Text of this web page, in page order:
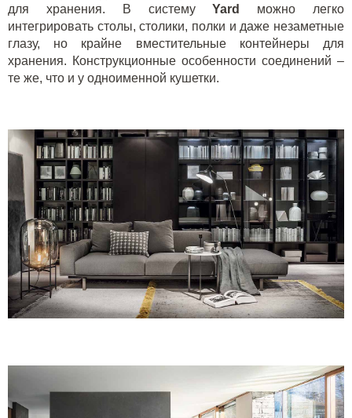
для хранения. В системуYard
можно легко
интегрировать столы, столики, полки и даже незаметные
глазу, но крайне вместительные контейнеры для
хранения. Конструкционные особенности соединений –
те же, что и у одноименной кушетки.